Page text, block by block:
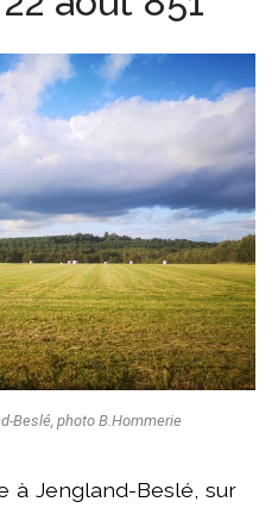
Beslé, photo B.Hommerie
à Jengland-Beslé, sur